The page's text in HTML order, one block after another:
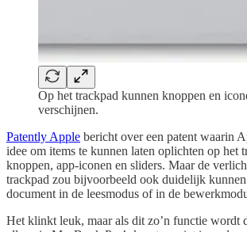
Op het trackpad kunnen knoppen en
verschijnen.
Patently Apple bericht over een patent waarin
idee om items te kunnen laten oplichten op het
knoppen, app-iconen en sliders. Maar de
trackpad zou bijvoorbeeld ook duidelijk
document in de leesmodus of in de
Het klinkt leuk, maar als dit zo’n functie wordt